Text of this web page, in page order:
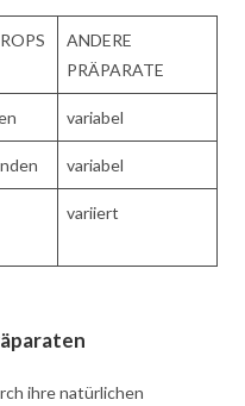
ANDERE
PRÄPARATE
variabel
variabel
variiert
ihre natürlichen